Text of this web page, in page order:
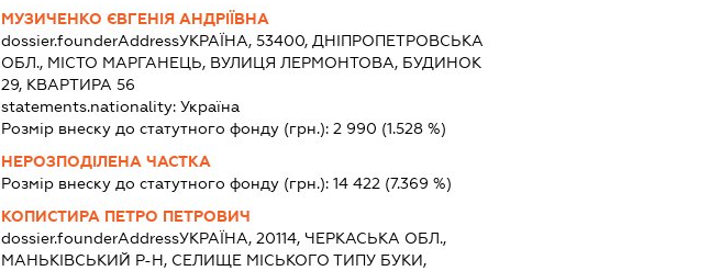
МУЗИЧЕНКО ЄВГЕНІЯ АНДРІЇВНА
dossier.founderAddressУКРАЇНА, 53400, ДНІПРОПЕТРОВСЬКА
ОБЛ., МІСТО МАРГАНЕЦЬ, ВУЛИЦЯ ЛЕРМОНТОВА, БУДИНОК
29, КВАРТИРА 56
statements.nationality: Україна
Розмір внеску до статутного фонду (грн.): 2 990 (1.528 %)
НЕРОЗПОДІЛЕНА ЧАСТКА
Розмір внеску до статутного фонду (грн.): 14 422 (7.369 %)
КОПИСТИРА ПЕТРО ПЕТРОВИЧ
dossier.founderAddressУКРАЇНА, 20114, ЧЕРКАСЬКА ОБЛ.,
МАНЬКІВСЬКИЙ Р-Н, СЕЛИЩЕ МІСЬКОГО ТИПУ БУКИ,